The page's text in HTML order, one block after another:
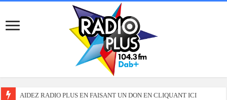
AIDEZ RADIO PLUS EN FAISANT UN DON EN CLIQUANT ICI